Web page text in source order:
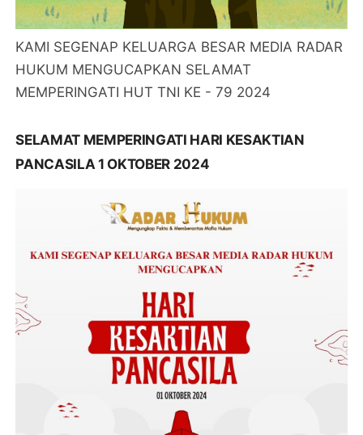
KAMI SEGENAP KELUARGA BESAR MEDIA RADAR
HUKUM MENGUCAPKAN SELAMAT
MEMPERINGATI HUT TNI KE - 79 2024
SELAMAT MEMPERINGATI HARI KESAKTIAN
PANCASILA 1 OKTOBER 2024